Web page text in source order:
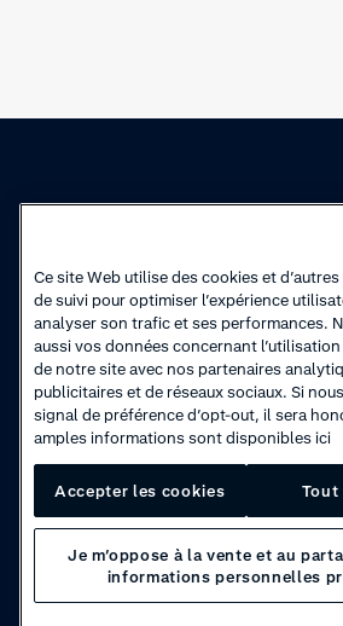
Collections
Actualité produits
Privacy · Cookies · Disclaimer ·
Ce site Web utilise des cookies et
de suivi pour optimiser l’expérience
analyser son trafic et ses performances.
aussi vos données concernant
de notre site avec nos partenaires
publicitaires et de réseaux sociaux. Si
signal de préférence d’opt-out, il sera
amples informations sont disponibles ici
Accepter les cookies Tout
Je m’oppose à la vente et au
informations personnelles